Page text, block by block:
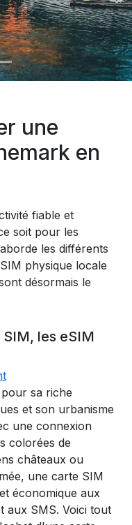
une
en
fiable et
soit pour les
les différents
physique locale
désormais le
les eSIM
sa riche
et son urbanisme
une connexion
colorées de
châteaux ou
une carte SIM
économique aux
aux SMS. Voici tout